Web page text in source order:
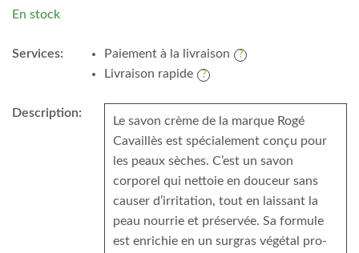
En stock
Services:
Paiement à la livraison
Livraison rapide
Description:
Le savon crème de la marque Rogé
Cavaillès est spécialement conçu pour
les peaux sèches. C’est un savon
corporel qui nettoie en douceur sans
causer d’irritation, tout en laissant la
peau nourrie et préservée. Sa formule
est enrichie en un surgras végétal pro-